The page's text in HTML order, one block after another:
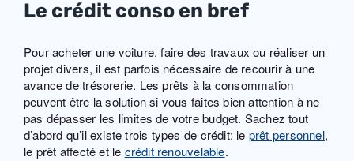
Le crédit conso en bref
Pour acheter une voiture, faire des travaux ou réaliser un
projet divers, il est parfois nécessaire de recourir à une
avance de trésorerie. Les prêts à la consommation
peuvent être la solution si vous faites bien attention à ne
pas dépasser les limites de votre budget. Sachez tout
d’abord qu’il existe trois types de crédit: le prêt personnel,
le prêt affecté et le crédit renouvelable.